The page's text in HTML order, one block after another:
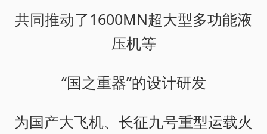
共同推动了1600MN超大型多功能液
压机等
“国之重器”的设计研发
为国产大飞机、长征九号重型运载火